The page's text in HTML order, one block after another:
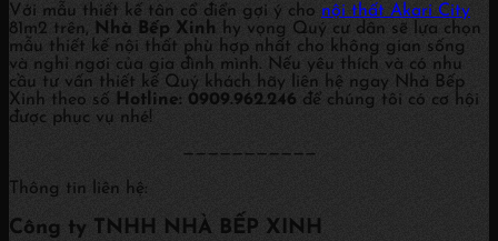
Với mẫu thiết kế tân cổ điển gợi ý cho nội thất Akari City
81m2 trên,
Nhà Bếp Xinh
hy vọng Quý cư dân sẽ lựa chọn
mẫu thiết kế nội thất phù hợp nhất cho không gian sống
và nghỉ ngơi của gia đình mình. Nếu yêu thích và có nhu
cầu tư vấn thiết kế Quý khách hãy liên hệ ngay Nhà Bếp
Xinh theo số
Hotline: 0909.962.246 để chúng tôi có cơ hội
được phục vụ nhé!
———————————
Thông tin liên hệ:
Công ty TNHH NHÀ BẾP XINH